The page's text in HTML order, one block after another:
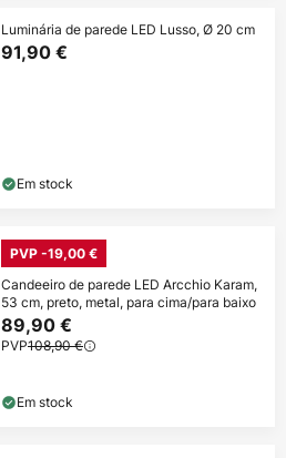
Luminária de parede LED Lusso, Ø 20 cm
91,90 €
Em stock
PVP -19,00 €
Candeeiro de parede LED Arcchio Karam,
53 cm, preto, metal, para cima/para baixo
89,90 €
PVP108,90 €
Em stock